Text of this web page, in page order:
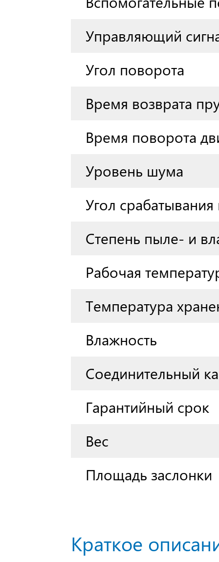
Управляющий
Угол поворота
Время возврата
Время поворота
Уровень шума
Угол
Степень пыле- и
Рабочая
Температура
Влажность
Соединительный
Гарантийный срок
Вес
Площадь заслонки
Краткое